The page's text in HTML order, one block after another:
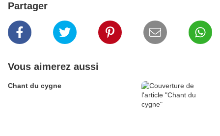
Partager
Vous aimerez aussi
Chant du cygne